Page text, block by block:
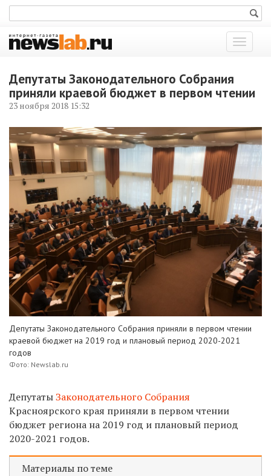
Показать
меню
Депутаты Законодательного Собрания
приняли краевой бюджет в первом чтении
23 ноября 2018 15:32
Депутаты Законодательного Собрания приняли в первом чтении
краевой бюджет на 2019 год и плановый период 2020-2021
годов
Фото: Newslab.ru
ДепутатыЗаконодательного Собрания
Красноярского края приняли в первом чтении
бюджет региона на 2019 год и плановый период
2020-2021 годов.
Материалы по теме